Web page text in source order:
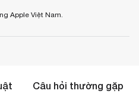
Apple Việt Nam.
Câu hỏi thường gặp